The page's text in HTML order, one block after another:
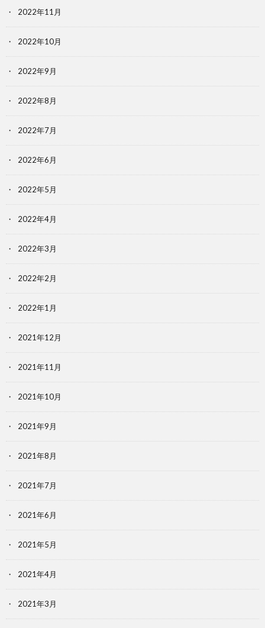
2022年11月
2022年10月
2022年9月
2022年8月
2022年7月
2022年6月
2022年5月
2022年4月
2022年3月
2022年2月
2022年1月
2021年12月
2021年11月
2021年10月
2021年9月
2021年8月
2021年7月
2021年6月
2021年5月
2021年4月
2021年3月